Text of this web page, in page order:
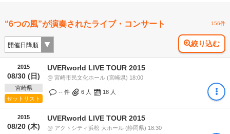
“6つの風”が演奏されたライブ・コンサート 156件
絞り込む
2015
08/30 (日)
宮崎県
セットリスト
UVERworld LIVE TOUR 2015
@ 宮崎市民文化ホール (宮崎県) 18:00
-- 件 6 人 18 人
2015
08/20 (木)
UVERworld LIVE TOUR 2015
@ アクトシティ浜松 大ホール (静岡県) 18:30